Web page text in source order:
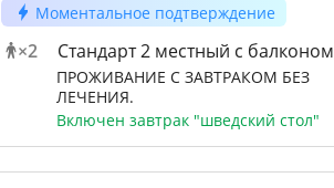
Моментальное подтверждение
×2 Стандарт 2 местный с балконом
ПРОЖИВАНИЕ С ЗАВТРАКОМ БЕЗ
ЛЕЧЕНИЯ.
Включен завтрак "шведский стол"